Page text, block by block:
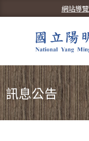
網站導覽
訊息公告